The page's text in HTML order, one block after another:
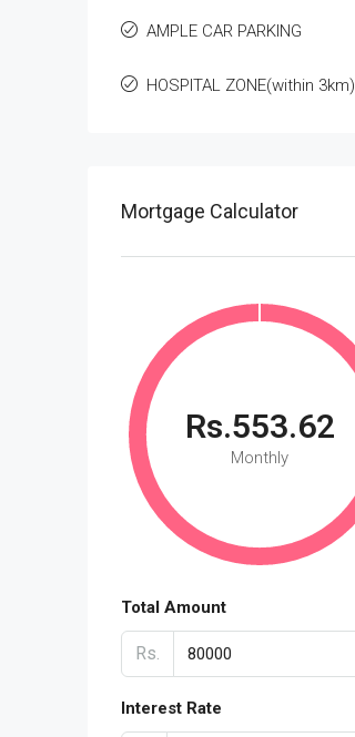
AMPLE CAR PARKING
HOSPITAL ZONE(within 3km)
Mortgage Calculator
Rs.553.62
Monthly
Total Amount
Rs.
Interest Rate